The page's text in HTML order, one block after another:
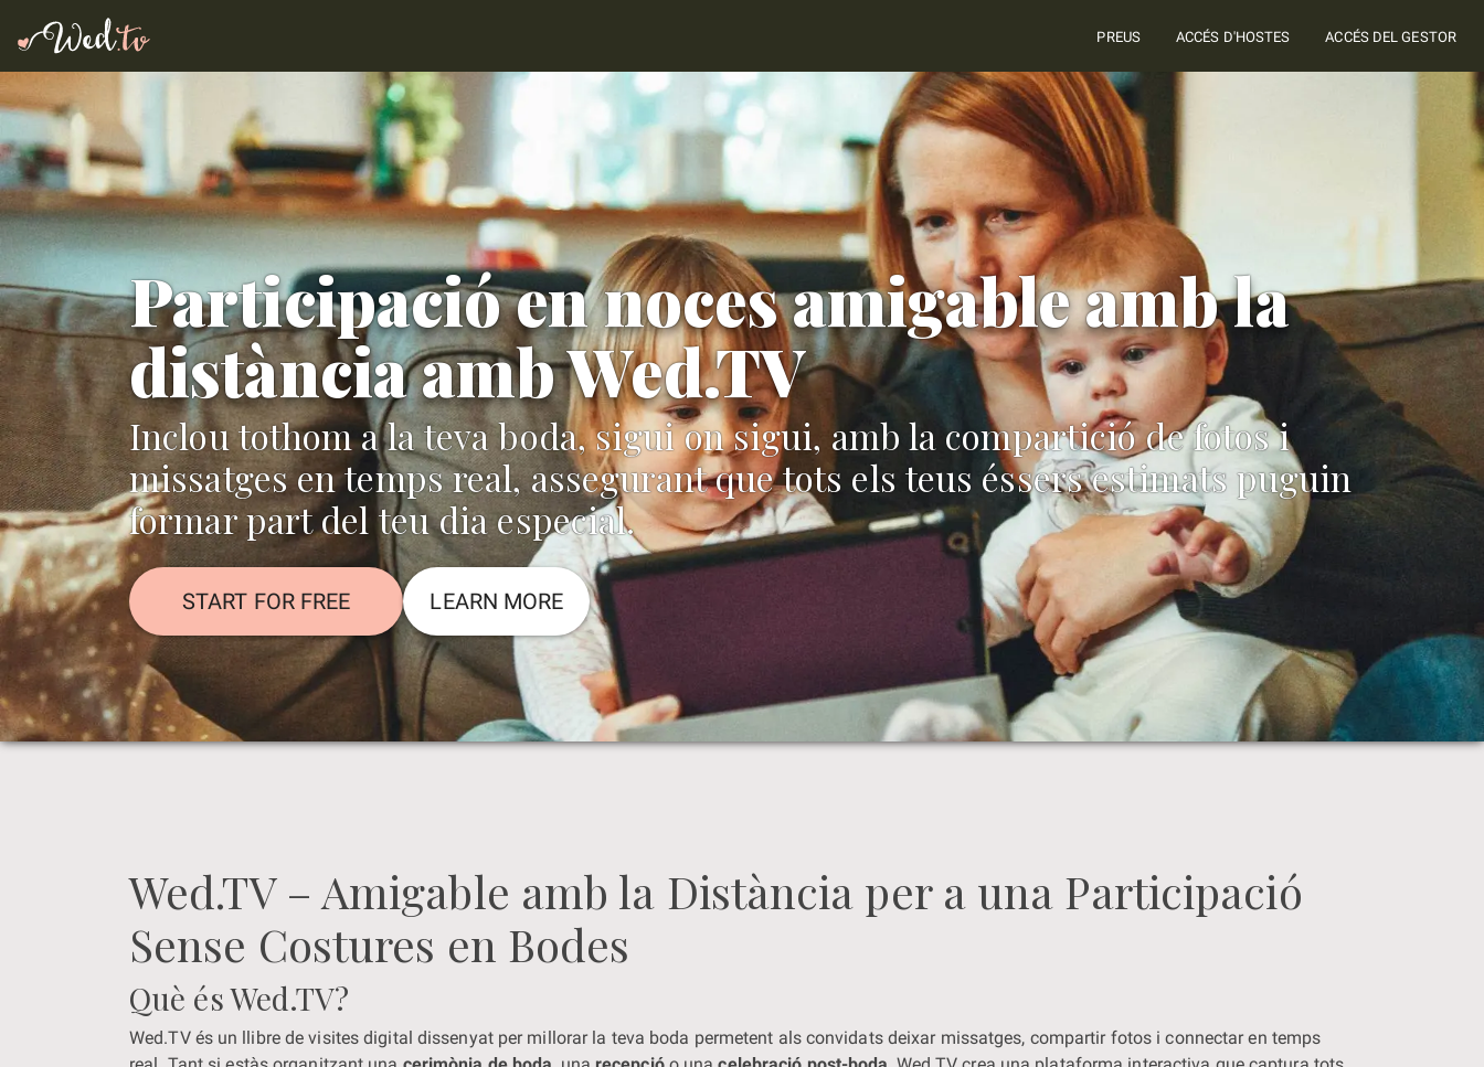
PREUS ACCÉS D'HOSTES ACCÉS DEL GESTOR
Participació en noces amigable amb la
distància amb Wed.TV
Inclou tothom a la teva boda, sigui on sigui, amb la compartició de fotos i
missatges en temps real, assegurant que tots els teus éssers estimats puguin
formar part del teu dia especial.
START FOR FREE LEARN MORE
Wed.TV – Amigable amb la Distància per a una Participació
Sense Costures en Bodes
Què és Wed.TV?
Wed.TV és un llibre de visites digital dissenyat per millorar la teva boda permetent als convidats deixar missatges, compartir fotos i connectar en temps